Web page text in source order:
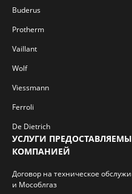
Buderus
Protherm
Vaillant
Wolf
Viessmann
Ferroli
De Dietrich
УСЛУГИ
КОМПАНИЕЙ
Договор на техническое
и Мособлгаз